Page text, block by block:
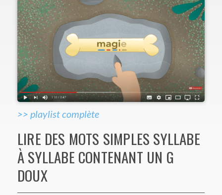
>> playlist complète
LIRE DES MOTS SIMPLES SYLLABE
À SYLLABE CONTENANT UN G
DOUX